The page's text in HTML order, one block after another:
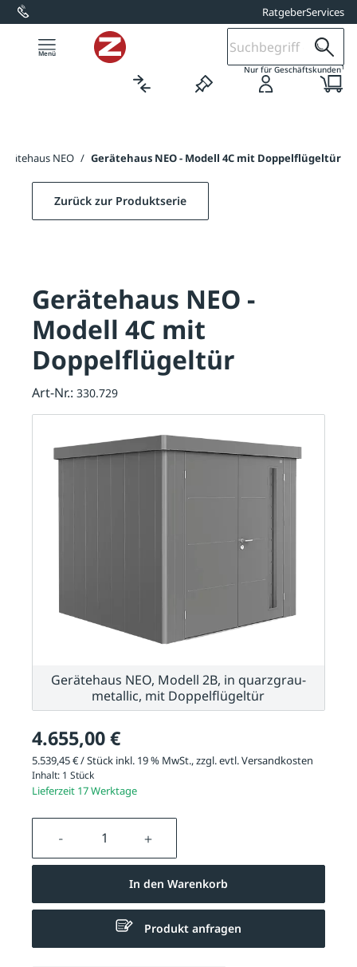
springen RatgeberServices
Nur für Geschäftskunden1
NEO / Gerätehaus NEO - Modell 4C mit Doppelflügeltür
4.655,00 €
5.539,45 € / Stück inkl. 19 % MwSt., zzgl. evtl.Versandkosten
Inhalt: 1 Stück
Lieferzeit 17 Werktage
Produkt Anzahl: Gib den
In den Warenkorb
Produkt anfragen
Zurück zur Produktserie
Gerätehaus NEO -
Modell 4C mit
Doppelflügeltür
Art-Nr.: 330.729
Gerätehaus NEO, Modell 2B, in quarzgrau-
metallic, mit Doppelflügeltür